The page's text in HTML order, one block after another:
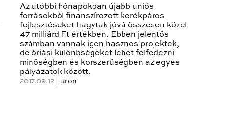
Az utóbbi hónapokban újabb uniós
forrásokból finanszírozott kerékpáros
fejlesztéseket hagytak jóvá összesen közel
47 milliárd Ft értékben. Ebben jelentős
számban vannak igen hasznos projektek,
de óriási különbségeket lehet felfedezni
minőségben és korszerűségben az egyes
pályázatok között.
2017.09.12 | aron